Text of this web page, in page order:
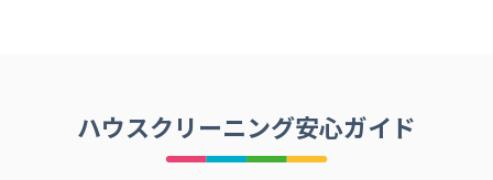
ハウスクリーニング安心ガイド